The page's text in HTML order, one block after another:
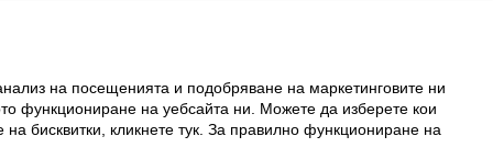
на ikea.bg
Family
на посещенията и подобряване на маркетинговите ни
функциониране на уебсайта ни. Можете да изберете кои
бисквитки, кликнете тук. За правилно функциониране на